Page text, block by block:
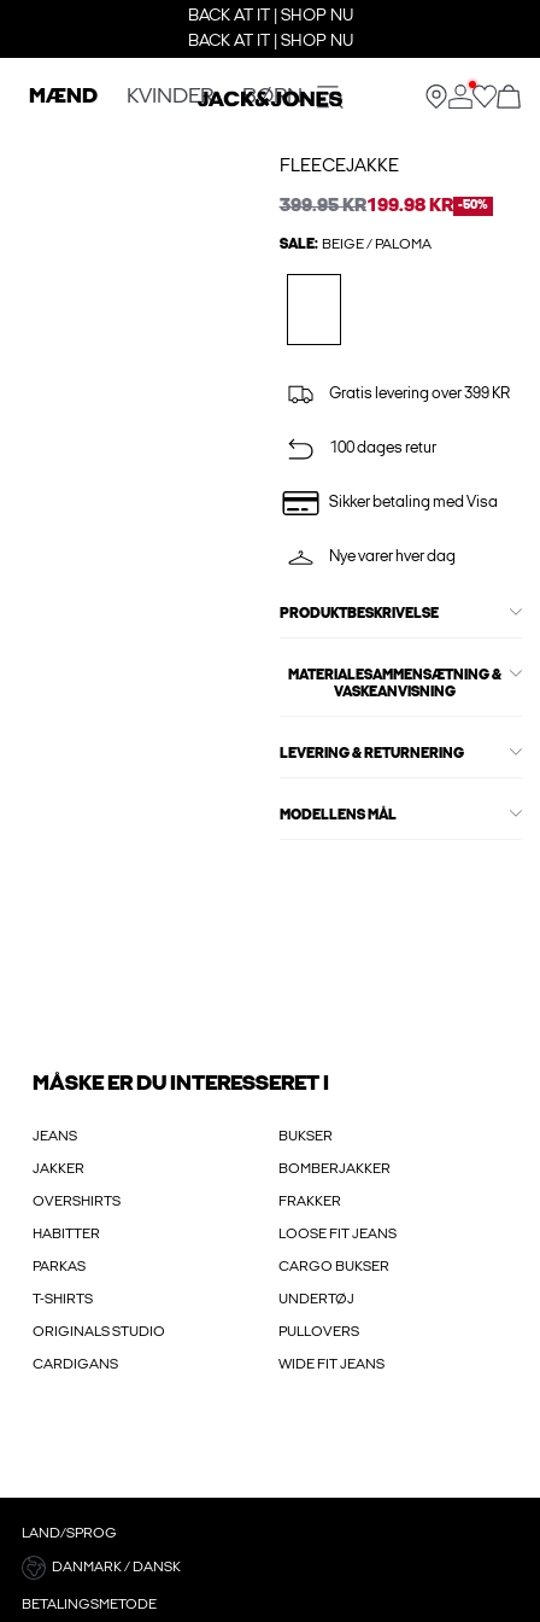
BACK AT IT | SHOP NU
BACK AT IT | SHOP NU
MÆND KVINDER BØRN
FLEECEJAKKE
399.95 KR199.98 KR -50%
SALE: BEIGE / PALOMA
Gratis levering over 399 KR
100 dages retur
Sikker betaling med Visa
Nye varer hver dag
PRODUKTBESKRIVELSE
MATERIALESAMMENSÆTNING &
VASKEANVISNING
LEVERING & RETURNERING
MODELLENS MÅL
MÅSKE ER DU INTERESSERET I
JEANS BUKSER
JAKKER BOMBERJAKKER
OVERSHIRTS FRAKKER
HABITTER LOOSE FIT JEANS
PARKAS CARGO BUKSER
T-SHIRTS UNDERTØJ
ORIGINALS STUDIO PULLOVERS
CARDIGANS WIDE FIT JEANS
LAND/SPROG
DANMARK / DANSK
BETALINGSMETODE